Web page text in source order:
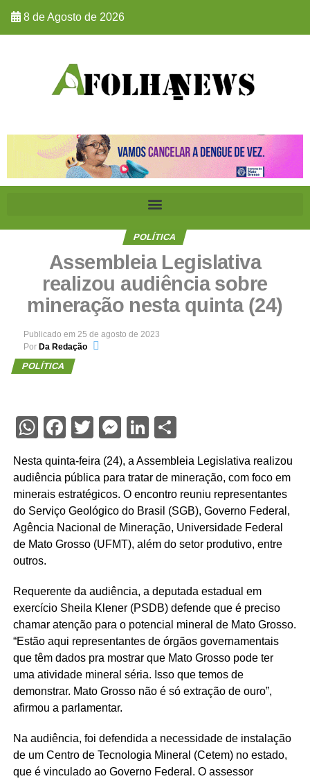
8 de Agosto de 2026
POLÍTICA
Assembleia Legislativa
realizou audiência sobre
mineração nesta quinta (24)
Publicado em 25 de agosto de 2023
Por Da Redação
POLÍTICA
WhatsApp
Facebook
Twitter
Messenger
LinkedIn
Share
Nesta quinta-feira (24), a Assembleia Legislativa realizou
audiência pública para tratar de mineração, com foco em
minerais estratégicos. O encontro reuniu representantes
do Serviço Geológico do Brasil (SGB), Governo Federal,
Agência Nacional de Mineração, Universidade Federal
de Mato Grosso (UFMT), além do setor produtivo, entre
outros.
Requerente da audiência, a deputada estadual em
exercício Sheila Klener (PSDB) defende que é preciso
chamar atenção para o potencial mineral de Mato Grosso.
“Estão aqui representantes de órgãos governamentais
que têm dados pra mostrar que Mato Grosso pode ter
uma atividade mineral séria. Isso que temos de
demonstrar. Mato Grosso não é só extração de ouro”,
afirmou a parlamentar.
Na audiência, foi defendida a necessidade de instalação
de um Centro de Tecnologia Mineral (Cetem) no estado,
que é vinculado ao Governo Federal. O assessor